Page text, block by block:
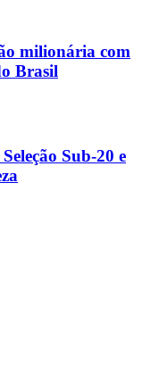
milionária com
Brasil
Sub-20 e